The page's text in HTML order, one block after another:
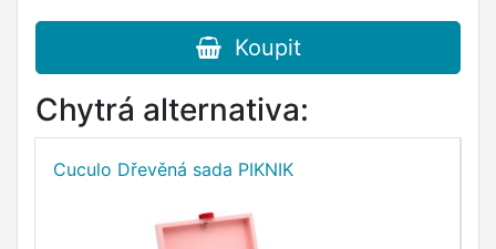
Koupit
Chytrá alternativa:
Cuculo Dřevěná sada PIKNIK